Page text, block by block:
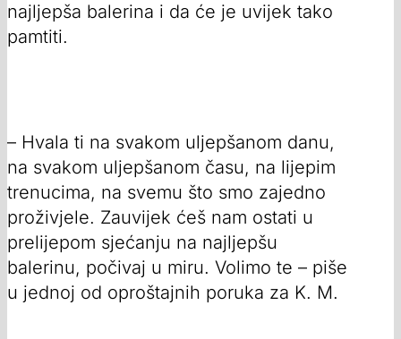
najljepša balerina i da će je uvijek tako
pamtiti.
– Hvala ti na svakom uljepšanom danu,
na svakom uljepšanom času, na lijepim
trenucima, na svemu što smo zajedno
proživjele. Zauvijek ćeš nam ostati u
prelijepom sjećanju na najljepšu
balerinu, počivaj u miru. Volimo te – piše
u jednoj od oproštajnih poruka za K. M.